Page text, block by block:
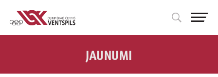
JAUNUMI